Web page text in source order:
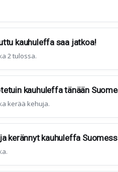
kauhuleffa saa jatkoa!
2 tulossa.
kauhuleffa tänään
kerää kehuja.
kerännyt kauhuleffa